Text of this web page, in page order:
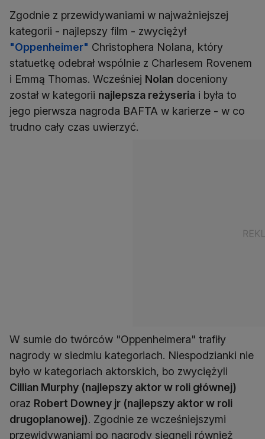
Zgodnie z przewidywaniami w najważniejszej
kategorii - najlepszy film - zwyciężył
"Oppenheimer" Christophera Nolana, który
statuetkę odebrał wspólnie z Charlesem Rovenem
i Emmą Thomas. Wcześniej Nolan doceniony
został w kategorii najlepsza reżyseria i była to
jego pierwsza nagroda BAFTA w karierze - w co
trudno cały czas uwierzyć.
W sumie do twórców "Oppenheimera" trafiły
nagrody w siedmiu kategoriach. Niespodzianki nie
było w kategoriach aktorskich, bo zwyciężyli
Cillian Murphy (najlepszy aktor w roli głównej)
oraz Robert Downey jr (najlepszy aktor w roli
drugoplanowej). Zgodnie ze wcześniejszymi
przewidywaniami po nagrody sięgnęli również